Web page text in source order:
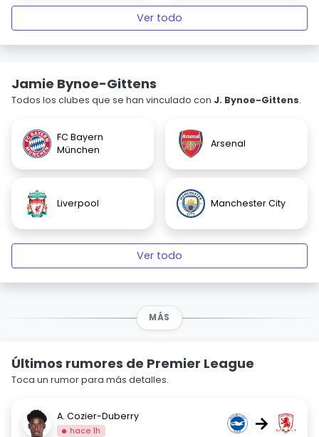
Ver todo
Jamie Bynoe-Gittens
Todos los clubes que se han vinculado con J. Bynoe-Gittens.
FC Bayern
München
Arsenal
Liverpool Manchester City
Ver todo
MÁS
Últimos rumores de Premier League
Toca un rumor para más detalles.
A. Cozier-Duberry
hace 1h →